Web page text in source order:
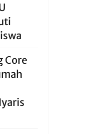
Core